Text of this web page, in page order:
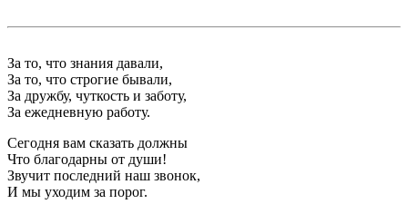
За то, что знания давали,
За то, что строгие бывали,
За дружбу, чуткость и заботу,
За ежедневную работу.
Сегодня вам сказать должны
Что благодарны от души!
Звучит последний наш звонок,
И мы уходим за порог.